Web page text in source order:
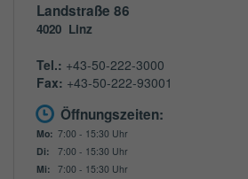
Landstraße 86
4020 Linz
Tel.: +43-50-222-3000
Fax: +43-50-222-93001
Öffnungszeiten:
Mo: 7:00 - 15:30 Uhr
Di:
7:00 - 15:30 Uhr
Mi: 7:00 - 15:30 Uhr